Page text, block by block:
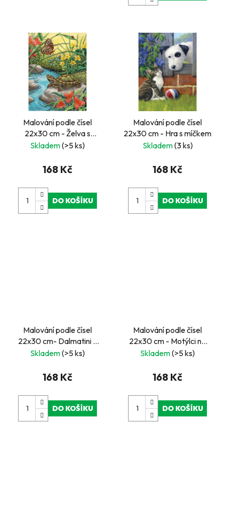
Malování podle čísel
22x30 cm - Želva s
motýlkem
Skladem(>5 ks)
168 Kč
DO KOŠÍKU
Malování podle čísel
22x30 cm - Hra s míčkem
Skladem(3 ks)
168 Kč
DO KOŠÍKU
Malování podle čísel
22x30 cm- Dalmatini u
červeného hydrantu
Skladem(>5 ks)
168 Kč
DO KOŠÍKU
Malování podle čísel
22x30 cm - Motýlci na
žlutých kytkách
Skladem(>5 ks)
168 Kč
DO KOŠÍKU